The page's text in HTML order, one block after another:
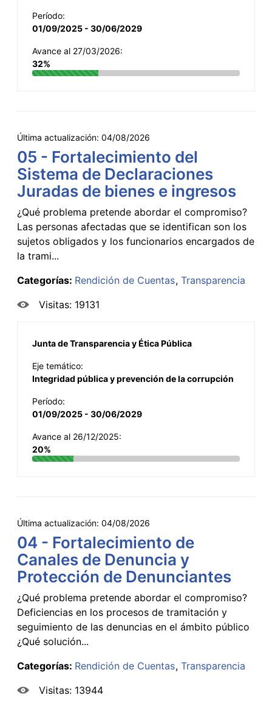
Período:
01/09/2025 - 30/06/2029
Avance al 27/03/2026:
32%
Última actualización: 04/08/2026
05 - Fortalecimiento del
Sistema de Declaraciones
Juradas de bienes e ingresos
¿Qué problema pretende abordar el compromiso?
Las personas afectadas que se identifican son los
sujetos obligados y los funcionarios encargados de
la trami...
Categorías: Rendición de Cuentas Transparencia
Visitas: 19131
Junta de Transparencia y Ética Pública
Eje temático:
Integridad pública y prevención de la corrupción
Período:
01/09/2025 - 30/06/2029
Avance al 26/12/2025:
20%
Última actualización: 04/08/2026
04 - Fortalecimiento de
Canales de Denuncia y
Protección de Denunciantes
¿Qué problema pretende abordar el compromiso?
Deficiencias en los procesos de tramitación y
seguimiento de las denuncias en el ámbito público
¿Qué solución...
Categorías: Rendición de Cuentas Transparencia
Visitas: 13944